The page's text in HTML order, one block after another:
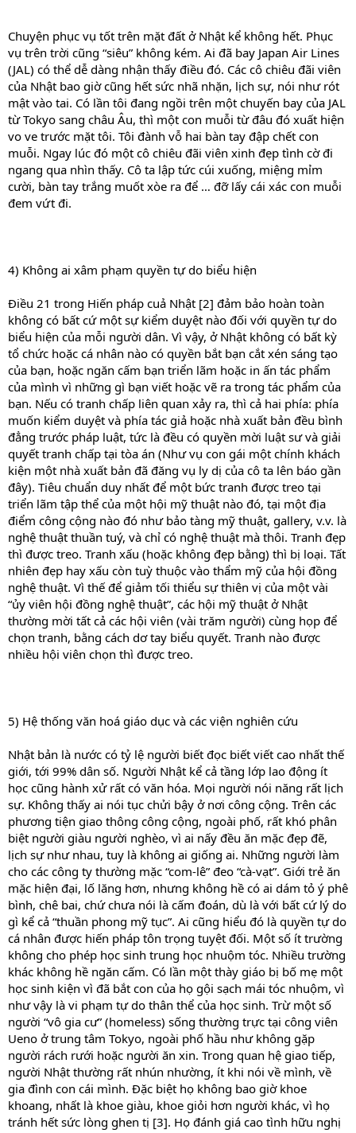
Chuyện phục vụ tốt trên mặt đất ở Nhật kể không hết. Phục
vụ trên trời cũng “siêu” không kém. Ai đã bay Japan Air Lines
(JAL) có thể dễ dàng nhận thấy điều đó. Các cô chiêu đãi viên
của Nhật bao giờ cũng hết sức nhã nhặn, lịch sự, nói như rót
mật vào tai. Có lần tôi đang ngồi trên một chuyến bay của JAL
từ Tokyo sang châu Âu, thì một con muỗi từ đâu đó xuất hiện
vo ve trước mặt tôi. Tôi đành vỗ hai bàn tay đập chết con
muỗi. Ngay lúc đó một cô chiêu đãi viên xinh đẹp tình cờ đi
ngang qua nhìn thấy. Cô ta lập tức cúi xuống, miệng mỉm
cười, bàn tay trắng muốt xòe ra để … đỡ lấy cái xác con muỗi
đem vứt đi.
4) Không ai xâm phạm quyền tự do biểu hiện
Điều 21 trong Hiến pháp cuả Nhật [2] đảm bảo hoàn toàn
không có bất cứ một sự kiểm duyệt nào đối với quyền tự do
biểu hiện của mỗi người dân. Vì vậy, ở Nhật không có bất kỳ
tổ chức hoặc cá nhân nào có quyền bắt bạn cắt xén sáng tạo
của bạn, hoặc ngăn cấm bạn triển lãm hoặc in ấn tác phẩm
của mình vì những gì bạn viết hoặc vẽ ra trong tác phẩm của
bạn. Nếu có tranh chấp liên quan xảy ra, thì cả hai phía: phía
muốn kiểm duyệt và phía tác giả hoặc nhà xuất bản đều bình
đẳng trước pháp luật, tức là đều có quyền mời luật sư và giải
quyết tranh chấp tại tòa án (Như vụ con gái một chính khách
kiện một nhà xuất bản đã đăng vụ ly dị của cô ta lên báo gần
đây). Tiêu chuẩn duy nhất để một bức tranh được treo tại
triển lãm tập thể của một hội mỹ thuật nào đó, tại một địa
điểm công cộng nào đó như bảo tàng mỹ thuật, gallery, v.v. là
nghệ thuật thuần tuý, và chỉ có nghệ thuật mà thôi. Tranh đẹp
thì được treo. Tranh xấu (hoặc không đẹp bằng) thì bị loại. Tất
nhiên đẹp hay xấu còn tuỳ thuộc vào thẩm mỹ của hội đồng
nghệ thuật. Vì thế để giảm tối thiểu sự thiên vị của một vài
“ủy viên hội đồng nghệ thuật”, các hội mỹ thuật ở Nhật
thường mời tất cả các hội viên (vài trăm người) cùng họp để
chọn tranh, bằng cách dơ tay biểu quyết. Tranh nào được
nhiều hội viên chọn thì được treo.
5) Hệ thống văn hoá giáo dục và các viện nghiên cứu
Nhật bản là nước có tỷ lệ người biết đọc biết viết cao nhất thế
giới, tới 99% dân số. Người Nhật kể cả tầng lớp lao động ít
học cũng hành xử rất có văn hóa. Mọi người nói năng rất lịch
sự. Không thấy ai nói tục chửi bậy ở nơi công cộng. Trên các
phương tiện giao thông công cộng, ngoài phố, rất khó phân
biệt người giàu người nghèo, vì ai nấy đều ăn mặc đẹp đẽ,
lịch sự như nhau, tuy là không ai giống ai. Những người làm
cho các công ty thường mặc “com-lê” đeo “cà-vạt”. Giới trẻ ăn
mặc hiện đại, lố lăng hơn, nhưng không hề có ai dám tỏ ý phê
bình, chê bai, chứ chưa nói là cấm đoán, dù là với bất cứ lý do
gì kể cả “thuần phong mỹ tục”. Ai cũng hiểu đó là quyền tự do
cá nhân được hiến pháp tôn trọng tuyệt đối. Một số ít trường
không cho phép học sinh trung học nhuộm tóc. Nhiều trường
khác không hề ngăn cấm. Có lần một thày giáo bị bố mẹ một
học sinh kiện vì đã bắt con của họ gội sạch mái tóc nhuộm, vì
như vậy là vi phạm tự do thân thể của học sinh. Trừ một số
người “vô gia cư” (homeless) sống thường trực tại công viên
Ueno ở trung tâm Tokyo, ngoài phố hầu như không gặp
người rách rưới hoặc người ăn xin. Trong quan hệ giao tiếp,
người Nhật thường rất nhún nhường, ít khi nói về mình, về
gia đình con cái mình. Đặc biệt họ không bao giờ khoe
khoang, nhất là khoe giàu, khoe giỏi hơn người khác, vì họ
tránh hết sức lòng ghen tị [3]. Họ đánh giá cao tình hữu nghị